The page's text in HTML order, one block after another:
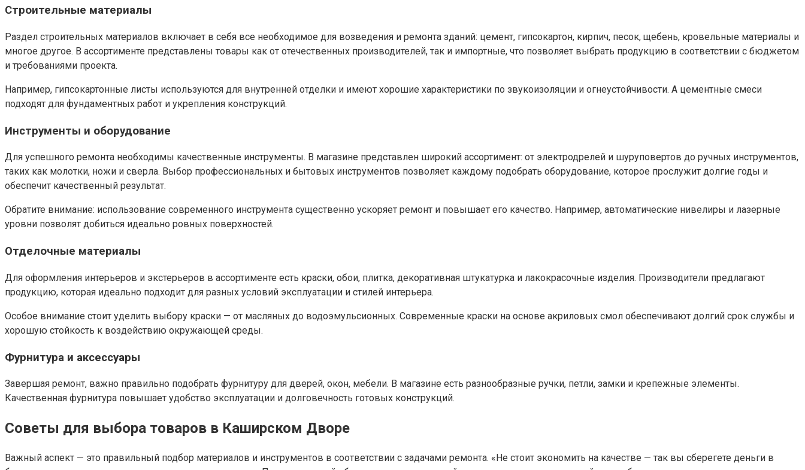
Строительные материалы
Раздел строительных материалов включает в себя все необходимое для возведения и ремонта зданий: цемент, гипсокартон, кирпич, песок, щебень, кровельные материалы и
многое другое. В ассортименте представлены товары как от отечественных производителей, так и импортные, что позволяет выбрать продукцию в соответствии с бюджетом
и требованиями проекта.
Например, гипсокартонные листы используются для внутренней отделки и имеют хорошие характеристики по звукоизоляции и огнеустойчивости. А цементные смеси
подходят для фундаментных работ и укрепления конструкций.
Инструменты и оборудование
Для успешного ремонта необходимы качественные инструменты. В магазине представлен широкий ассортимент: от электродрелей и шуруповертов до ручных инструментов,
таких как молотки, ножи и сверла. Выбор профессиональных и бытовых инструментов позволяет каждому подобрать оборудование, которое прослужит долгие годы и
обеспечит качественный результат.
Обратите внимание: использование современного инструмента существенно ускоряет ремонт и повышает его качество. Например, автоматические нивелиры и лазерные
уровни позволят добиться идеально ровных поверхностей.
Отделочные материалы
Для оформления интерьеров и экстерьеров в ассортименте есть краски, обои, плитка, декоративная штукатурка и лакокрасочные изделия. Производители предлагают
продукцию, которая идеально подходит для разных условий эксплуатации и стилей интерьера.
Особое внимание стоит уделить выбору краски — от масляных до водоэмульсионных. Современные краски на основе акриловых смол обеспечивают долгий срок службы и
хорошую стойкость к воздействию окружающей среды.
Фурнитура и аксессуары
Завершая ремонт, важно правильно подобрать фурнитуру для дверей, окон, мебели. В магазине есть разнообразные ручки, петли, замки и крепежные элементы.
Качественная фурнитура повышает удобство эксплуатации и долговечность готовых конструкций.
Советы для выбора товаров в Каширском Дворе
Важный аспект — это правильный подбор материалов и инструментов в соответствии с задачами ремонта. «Не стоит экономить на качестве — так вы сберегете деньги в